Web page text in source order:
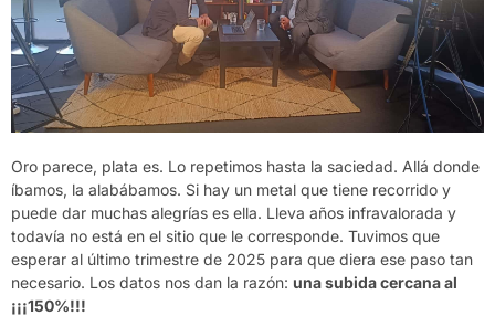
Oro parece, plata es. Lo repetimos hasta la saciedad. Allá donde
íbamos, la alabábamos. Si hay un metal que tiene recorrido y
puede dar muchas alegrías es ella. Lleva años infravalorada y
todavía no está en el sitio que le corresponde. Tuvimos que
esperar al último trimestre de 2025 para que diera ese paso tan
necesario. Los datos nos dan la razón: una subida cercana al
¡¡¡150%!!!